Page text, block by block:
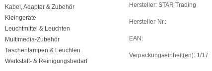
Kabel, Adapter & Zubehör
Kleingeräte
Leuchtmittel & Leuchten
Multimedia-Zubehör
Taschenlampen & Leuchten
Werkstatt- & Reinigungsbedarf
Hersteller: STAR Trading
Hersteller-Nr.:
EAN:
Verpackungseinheit(en): 1/17